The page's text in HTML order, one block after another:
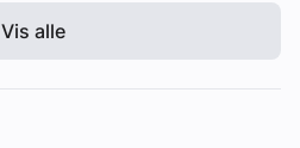
Vis alle